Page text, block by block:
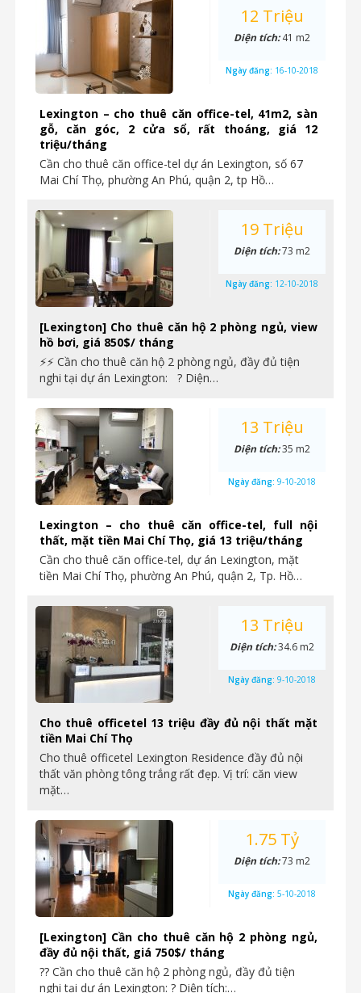
Lexington – cho thuê căn office-tel, 41m2, sàn
gỗ, căn góc, 2 cửa sổ, rất thoáng, giá 12
triệu/tháng
Cần cho thuê căn office-tel dự án Lexington, số 67
Mai Chí Thọ, phường An Phú, quận 2, tp Hồ…
12 Triệu
Diện tích:41 m2
Ngày đăng: 16-10-2018
[Lexington] Cho thuê căn hộ 2 phòng ngủ, view
hồ bơi, giá 850$/ tháng
⚡⚡ Cần cho thuê căn hộ 2 phòng ngủ, đầy đủ tiện
nghi tại dự án Lexington: ? Diện…
19 Triệu
Diện tích:73 m2
Ngày đăng: 12-10-2018
Lexington – cho thuê căn office-tel, full nội
thất, mặt tiền Mai Chí Thọ, giá 13 triệu/tháng
Cần cho thuê căn office-tel, dự án Lexington, mặt
tiền Mai Chí Thọ, phường An Phú, quận 2, Tp. Hồ…
13 Triệu
Diện tích:35 m2
Ngày đăng: 9-10-2018
Cho thuê officetel 13 triệu đầy đủ nội thất mặt
tiền Mai Chí Thọ
Cho thuê officetel Lexington Residence đầy đủ nội
thất văn phòng tông trắng rất đẹp. Vị trí: căn view
mặt…
13 Triệu
Diện tích:34.6 m2
Ngày đăng: 9-10-2018
[Lexington] Cần cho thuê căn hộ 2 phòng ngủ,
đầy đủ nội thất, giá 750$/ tháng
?? Cần cho thuê căn hộ 2 phòng ngủ, đầy đủ tiện
nghi tại dự án Lexington: ? Diện tích:…
1.75 Tỷ
Diện tích:73 m2
Ngày đăng: 5-10-2018